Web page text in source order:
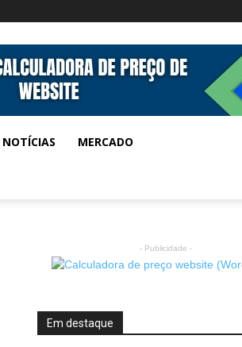
NOTÍCIAS MERCADO
- Publicidade -
Em destaque